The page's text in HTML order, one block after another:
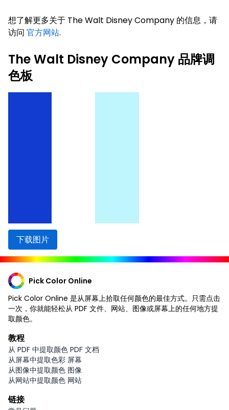
想了解更多关于 The Walt Disney Company 的信息，请
访问 官方网站.
The Walt Disney Company 品牌调
色板
下载图片
Pick Color Online
Pick Color Online 是从屏幕上拾取任何颜色的最佳方式。只需点击
一次，你就能轻松从 PDF 文件、网站、图像或屏幕上的任何地方提
取颜色。
教程
从 PDF 中提取颜色 PDF 文档
从屏幕中提取色彩 屏幕
从图像中提取颜色 图像
从网站中提取颜色 网站
链接